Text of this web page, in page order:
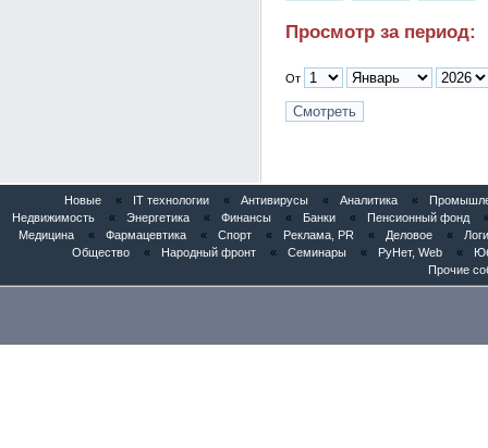
Просмотр за период:
От
Новые « IT технологии « Антивирусы « Аналитика «
Недвижимость
« Энергетика « Финансы « Банки « Пенсионный фонд
Медицина
« Фармацевтика « Спорт « Реклама, PR « Деловое «
Общество
« Народный фронт « Семинары « РуНет, Web «
Прочие